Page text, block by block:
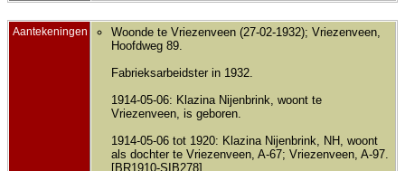
Aantekeningen
Woonde te Vriezenveen (27-02-1932); Vriezenveen,
Hoofdweg 89.
Fabrieksarbeidster in 1932.
1914-05-06: Klazina Nijenbrink, woont te
Vriezenveen, is geboren.
1914-05-06 tot 1920: Klazina Nijenbrink, NH, woont
als dochter te Vriezenveen, A-67; Vriezenveen, A-97.
[BR1910-SIB278]